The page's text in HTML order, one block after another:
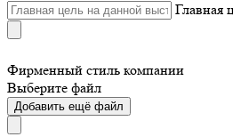
Главная
Фирменный стиль компании
Выберите файл
Добавить ещё файл